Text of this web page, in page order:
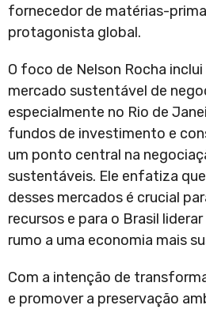
fornecedor de matérias-
protagonista global.
O foco de Nelson Rocha
mercado sustentável de
especialmente no Rio de
fundos de investimento e
um ponto central na
sustentáveis. Ele enfatiza
desses mercados é crucial
recursos e para o Brasil
rumo a uma economia mais
Com a intenção de
e promover a preservação